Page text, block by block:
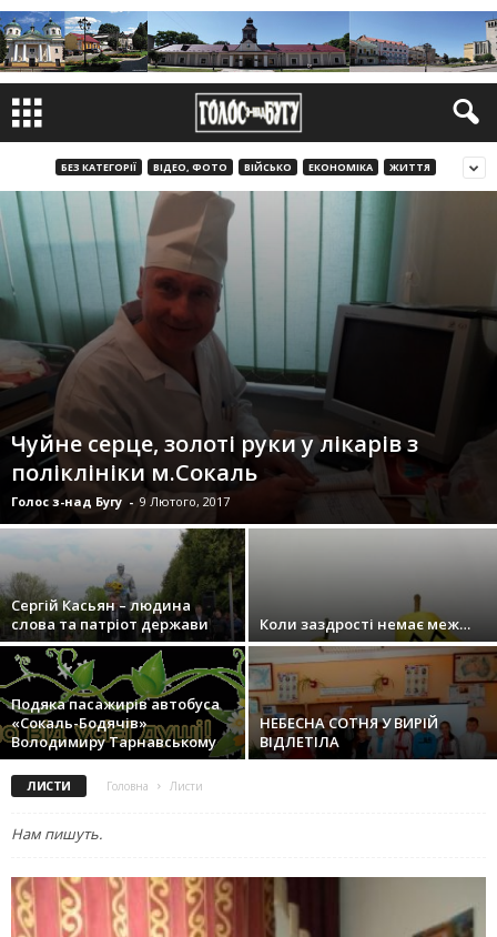
БЕЗ КАТЕГОРІЇ ВІДЕО, ФОТО ВІЙСЬКО ЕКОНОМІКА ЖИТТЯ
Чуйне серце, золоті руки у лікарів з
поліклініки м.Сокаль
Голос з-над Бугу - 9 Лютого, 2017
Сергій Касьян – людина
слова та патріот держави
Коли заздрості немає меж…
Подяка пасажирів автобуса
«Сокаль-Бодячів»
Володимиру Тарнавському
НЕБЕСНА СОТНЯ У ВИРІЙ
ВІДЛЕТІЛА
ЛИСТИ Головна Листи
Нам пишуть.